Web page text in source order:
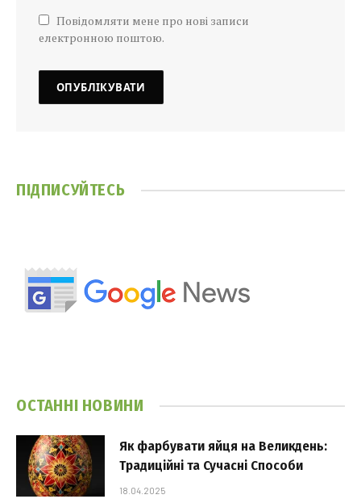
Повідомляти мене про нові записи
електронною поштою.
ПІДПИСУЙТЕСЬ
ОСТАННІ НОВИНИ
Як фарбувати яйця на Великдень:
Традиційні та Сучасні Способи
18.04.2025